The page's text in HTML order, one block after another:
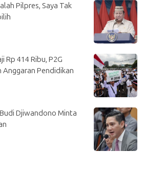
Pilpres, Saya Tak
Rp 414 Ribu, P2G
Anggaran Pendidikan
Djiwandono Minta